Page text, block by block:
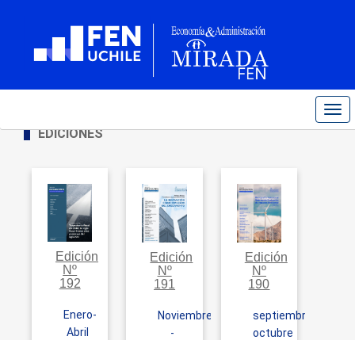
EDICIONES
Edición
Nº
192
Enero-
Abril
Edición
Nº
191
Noviembre
-
Edición
Nº
190
septiembre,
octubre